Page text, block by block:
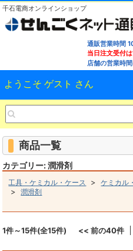
千石電商オンラインショップ
通販営業時間
当日注文受付
店舗の営業時
ようこそ ゲスト さん
商品一覧
カテゴリー: 潤滑剤
工具・ケミカル・ケース >ケミカル
>潤滑剤
1件～15件(全15件) << 前の40件